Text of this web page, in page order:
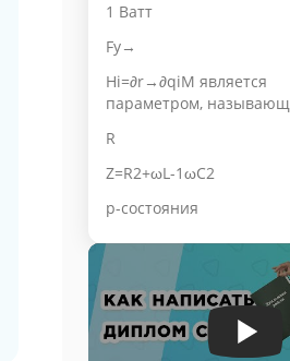
1 Ватт
Fy→
Hi=∂r→∂qiM является
параметром,
R
Z=R2+ωL-1ωC2
p-состояния